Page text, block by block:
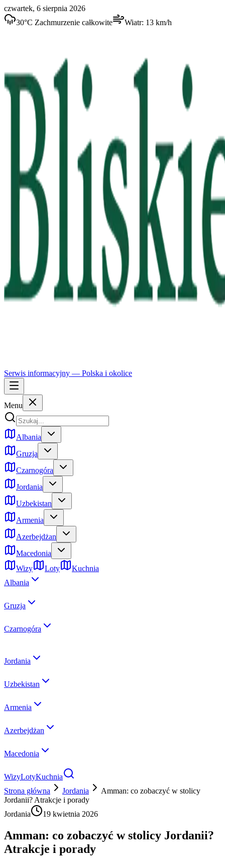
czwartek, 6 sierpnia 2026
30°C Zachmurzenie całkowite Wiatr: 13 km/h
Serwis informacyjny — Polska i okolice
Menu
Albania
Gruzja
Czarnogóra
Jordania
Uzbekistan
Armenia
Azerbejdżan
Macedonia
Wizy
Loty
Kuchnia
Albania
Gruzja
Czarnogóra
Jordania
Uzbekistan
Armenia
Azerbejdżan
Macedonia
WizyLotyKuchnia
Strona główna
Jordania
Amman: co zobaczyć w stolicy
Jordanii? Atrakcje i porady
Jordania
19 kwietnia 2026
Amman: co zobaczyć w stolicy Jordanii?
Atrakcje i porady